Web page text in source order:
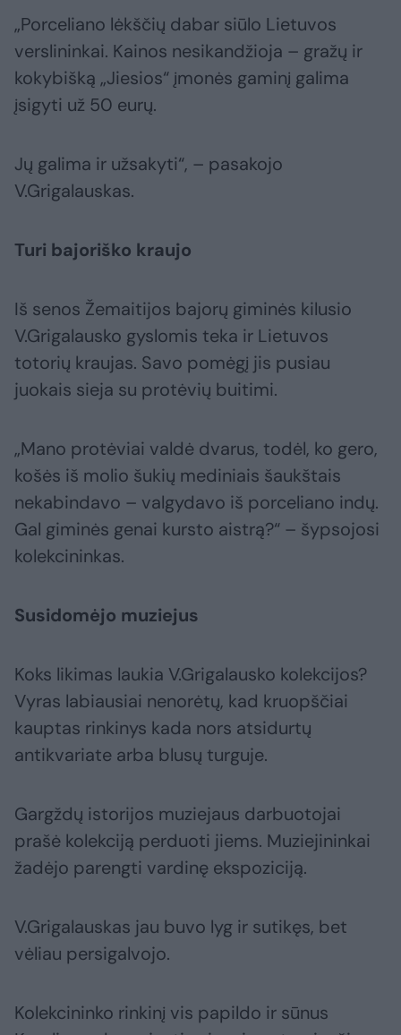
„Porceliano lėkščių dabar siūlo Lietuvos
verslininkai. Kainos nesikandžioja – gražų ir
kokybišką „Jiesios“ įmonės gaminį galima
įsigyti už 50 eurų.
Jų galima ir užsakyti“, – pasakojo
V.Grigalauskas.
Turi bajoriško kraujo
Iš senos Žemaitijos bajorų giminės kilusio
V.Grigalausko gyslomis teka ir Lietuvos
totorių kraujas. Savo pomėgį jis pusiau
juokais sieja su protėvių buitimi.
„Mano protėviai valdė dvarus, todėl, ko gero,
košės iš molio šukių mediniais šaukštais
nekabindavo – valgydavo iš porceliano indų.
Gal giminės genai kursto aistrą?“ – šypsojosi
kolekcininkas.
Susidomėjo muziejus
Koks likimas laukia V.Grigalausko kolekcijos?
Vyras labiausiai nenorėtų, kad kruopščiai
kauptas rinkinys kada nors atsidurtų
antikvariate arba blusų turguje.
Gargždų istorijos muziejaus darbuotojai
prašė kolekciją perduoti jiems. Muziejininkai
žadėjo parengti vardinę ekspoziciją.
V.Grigalauskas jau buvo lyg ir sutikęs, bet
vėliau persigalvojo.
Kolekcininko rinkinį vis papildo ir sūnus